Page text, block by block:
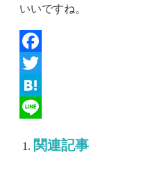
いいですね。
Facebook
Twitter
Hatena
関連記事